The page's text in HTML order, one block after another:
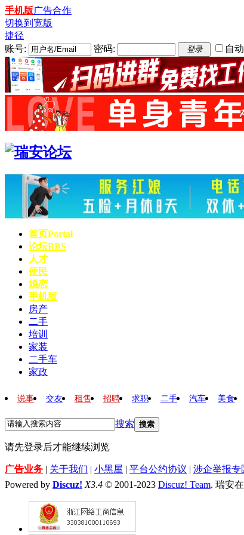
手机版广告合作
切换到宽版
捷径
账号:
密码: 登录 自
首页Portal
论坛BBS
人才
便民
婚恋
手机版
房产
二手
培训
家装
二手车
家政
说事 交友 租售 招聘 求职 二手 汽车 美食
搜索 搜索
请先登录后才能继续浏览
广告业务 | 关于我们 | 小黑屋 | 平台公约协议 | 涉企举报专
Powered by Discuz! X3.4 © 2001-2023 Discuz! Team. 瑞安